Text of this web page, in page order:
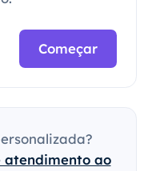
Começar
atendimento ao